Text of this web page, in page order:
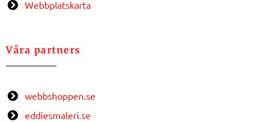
Webbplatskarta
Våra partners
webbshoppen.se
eddiesmaleri.se